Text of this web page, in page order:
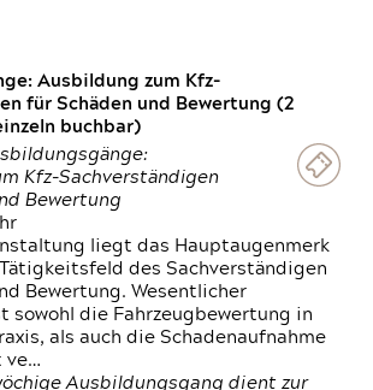
Ausbildung zum Kfz-
für Schäden und Bewertung (2
buchbar)
Kfz-Sachverständigen
Bewertung
liegt das Hauptaugenmerk
des Sachverständigen
Bewertung. Wesentlicher
sowohl die Fahrzeugbewertung in
als auch die Schadenaufnahme
ve…
Ausbildungsgang dient zur